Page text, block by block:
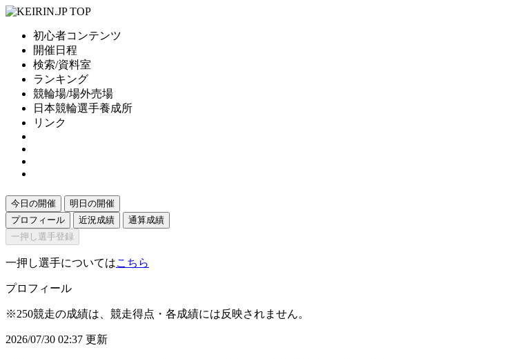
初心者コンテンツ
開催日程
検索/資料室
ランキング
競輪場/場外売場
日本競輪選手養成所
リンク
今日の開催
明日の開催
プロフィール
近況成績
通算成績
一押し選手登録
一押し選手についてはこちら
プロフィール
※250競走の成績は、競走得点・各成績には反映されません。
2026/07/30 02:37 更新